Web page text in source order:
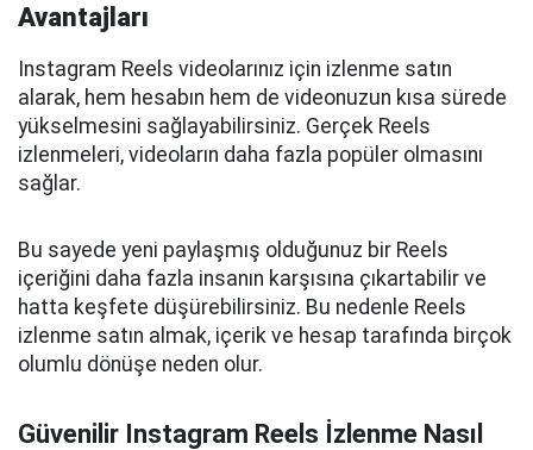
Avantajları
Instagram Reels videolarınız için izlenme satın
alarak, hem hesabın hem de videonuzun kısa sürede
yükselmesini sağlayabilirsiniz. Gerçek Reels
izlenmeleri, videoların daha fazla popüler olmasını
sağlar.
Bu sayede yeni paylaşmış olduğunuz bir Reels
içeriğini daha fazla insanın karşısına çıkartabilir ve
hatta keşfete düşürebilirsiniz. Bu nedenle Reels
izlenme satın almak, içerik ve hesap tarafında birçok
olumlu dönüşe neden olur.
Güvenilir Instagram Reels İzlenme Nasıl